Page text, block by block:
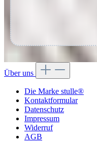
Über uns
Die Marke stulle®
Kontaktformular
Datenschutz
Impressum
Widerruf
AGB